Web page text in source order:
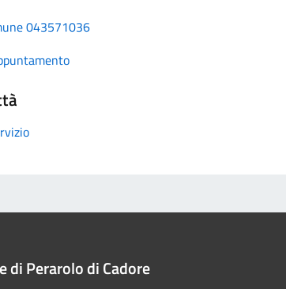
043571036
di Perarolo di Cadore